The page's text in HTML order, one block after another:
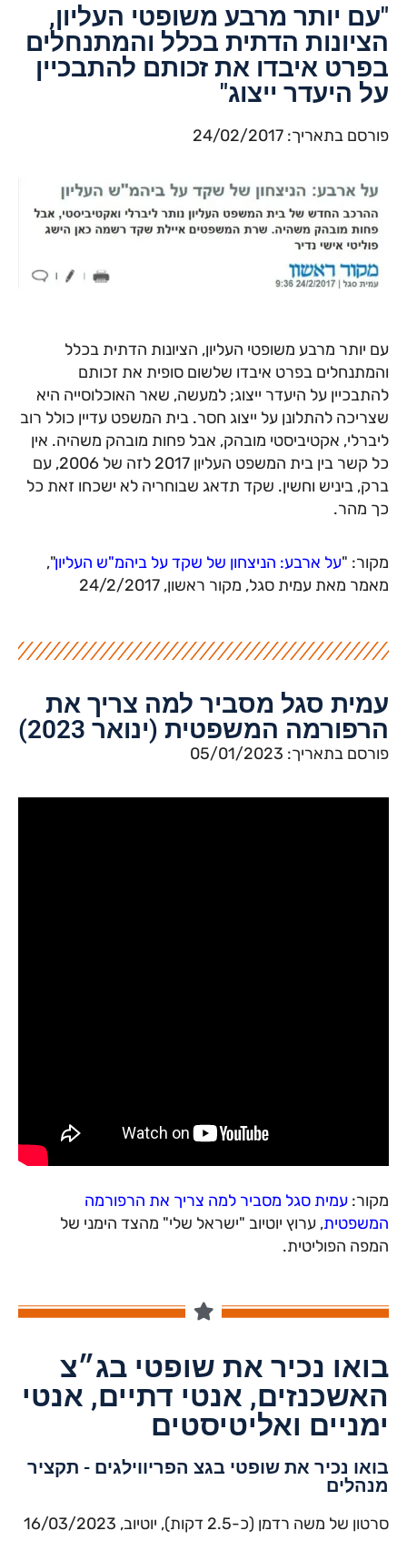
"עם יותר מרבע משופטי העליון,
הציונות הדתית בכלל והמתנחלים
בפרט איבדו את זכותם להתבכיין
על היעדר ייצוג"​
פורסם בתאריך: 24/02/2017
עם יותר מרבע משופטי העליון, הציונות הדתית בכלל
והמתנחלים בפרט איבדו שלשום סופית את זכותם
להתבכיין על היעדר ייצוג; למעשה, שאר האוכלוסייה היא
שצריכה להתלונן על ייצוג חסר. בית המשפט עדיין כולל רוב
ליברלי, אקטיביסטי מובהק, אבל פחות מובהק משהיה. אין
כל קשר בין בית המשפט העליון 2017 לזה של 2006, עם
ברק, ביניש וחשין. שקד תדאג שבוחריה לא ישכחו זאת כל
כך מהר.
מקור: "על ארבע: הניצחון של שקד על ביהמ"ש העליון",
מאמר מאת עמית סגל, מקור ראשון, 24/2/2017
עמית סגל מסביר למה צריך את
הרפורמה המשפטית (ינואר 2023)
פורסם בתאריך: 05/01/2023
מקור: עמית סגל מסביר למה צריך את הרפורמה
המשפטית, ערוץ יוטיוב "ישראל שלי" מהצד הימני של
המפה הפוליטית.
בואו נכיר את שופטי בג״צ
האשכנזים, אנטי דתיים, אנטי
ימניים ואליטיסטים
בואו נכיר את שופטי בגצ הפריווילגים - תקציר
מנהלים
סרטון של משה רדמן (כ-2.5 דקות), יוטיוב, 16/03/2023